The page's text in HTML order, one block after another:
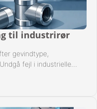
til industrirør
gevindtype,
fejl i industrielle